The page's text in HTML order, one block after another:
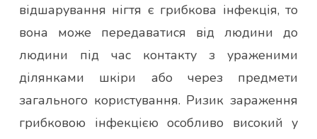
відшарування нігтя є грибкова інфекція, то
вона може передаватися від людини до
людини під час контакту з ураженими
ділянками шкіри або через предмети
загального користування. Ризик зараження
грибковою інфекцією особливо високий у